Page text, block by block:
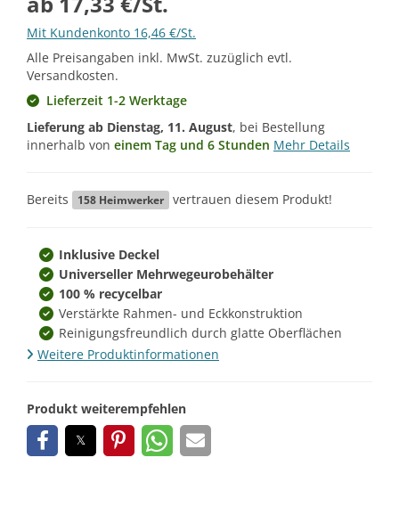
Mit Kundenkonto 16,46 €/St.
Alle Preisangaben inkl. MwSt. zuzüglich evtl.
Versandkosten.
Lieferzeit 1-2 Werktage
Lieferung ab Dienstag, 11. August, bei Bestellung
innerhalb von einem Tag und 6 Stunden Mehr Details
Bereits 158 Heimwerker vertrauen diesem Produkt!
Inklusive Deckel
Universeller Mehrwegeurobehälter
100 % recycelbar
Verstärkte Rahmen- und Eckkonstruktion
Reinigungsfreundlich durch glatte Oberflächen
Weitere Produktinformationen
Produkt weiterempfehlen